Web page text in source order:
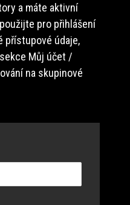
a máte aktivní
pro přihlášení
přístupové údaje,
Můj účet /
na skupinové